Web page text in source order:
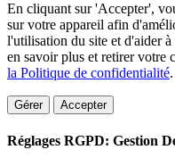
En cliquant sur 'Accepter',
sur votre appareil afin
l'utilisation du site et d'aider
en savoir plus et retirer votre
la Politique de confidentialité.
Gérer Accepter
Réglages RGPD: Gestion